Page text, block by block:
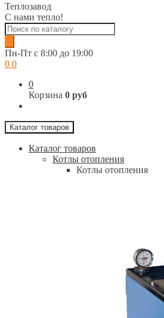
Теплозавод
С нами тепло!
Поиск
товаров
Пн-Пт c 8:00 до 19:00
0 0
0
Корзина 0 руб
Каталог товаров
Каталог товаров
Котлы отопления
Котлы отопления